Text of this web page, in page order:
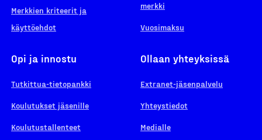
Merkkien kriteerit ja
käyttöehdot
merkki
Vuosimaksu
Opi ja innostu
Tutkittua-tietopankki
Koulutukset jäsenille
Koulutustallenteet
Ollaan yhteyksissä
Extranet-jäsenpalvelu
Yhteystiedot
Medialle